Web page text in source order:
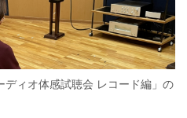
ディオ体感試聴会 レコード編」の